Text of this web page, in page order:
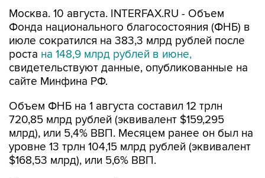
Москва. 10 августа. INTERFAX.RU - Объем
Фонда национального благосостояния (ФНБ) в
июле сократился на 383,3 млрд рублей после
роста на 148,9 млрд рублей в июне,
свидетельствуют данные, опубликованные на
сайте Минфина РФ.
Объем ФНБ на 1 августа составил 12 трлн
720,85 млрд рублей (эквивалент $159,295
млрд), или 5,4% ВВП. Месяцем ранее он был на
уровне 13 трлн 104,15 млрд рублей (эквивалент
$168,53 млрд), или 5,6% ВВП.